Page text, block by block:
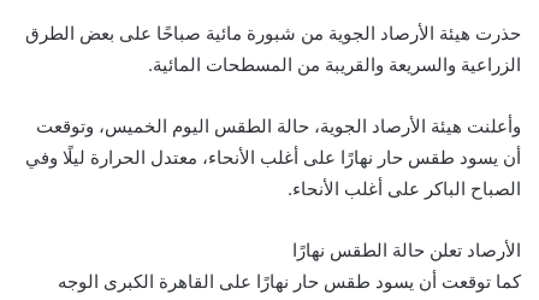
حذرت هيئة الأرصاد الجوية من شبورة مائية صباحًا على بعض الطرق
الزراعية والسريعة والقريبة من المسطحات المائية.
وأعلنت هيئة الأرصاد الجوية، حالة الطقس اليوم الخميس، وتوقعت
أن يسود طقس حار نهارًا على أغلب الأنحاء، معتدل الحرارة ليلًا وفي
الصباح الباكر على أغلب الأنحاء.
الأرصاد تعلن حالة الطقس نهارًا
كما توقعت أن يسود طقس حار نهارًا على القاهرة الكبرى الوجه